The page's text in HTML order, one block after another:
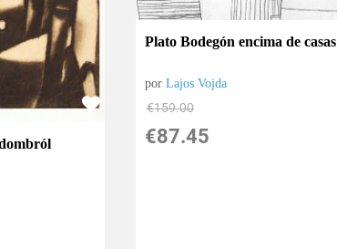
Plato Bodegón encima de casas
porLajos Vojda
€159.00
€87.45